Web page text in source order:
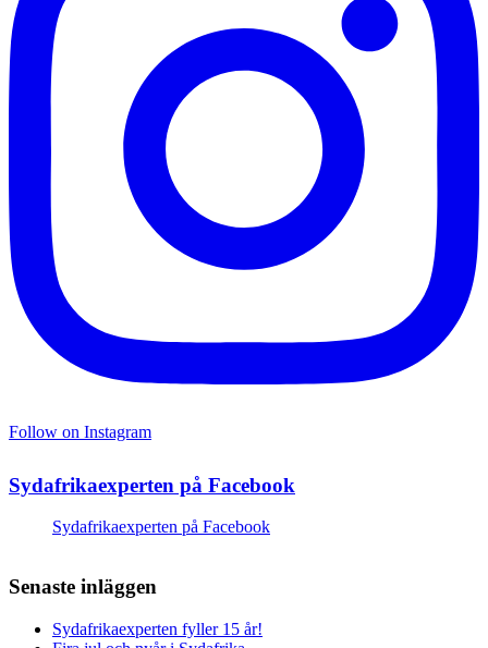
Follow on Instagram
Sydafrikaexperten på Facebook
Sydafrikaexperten på Facebook
Senaste inläggen
Sydafrikaexperten fyller 15 år!